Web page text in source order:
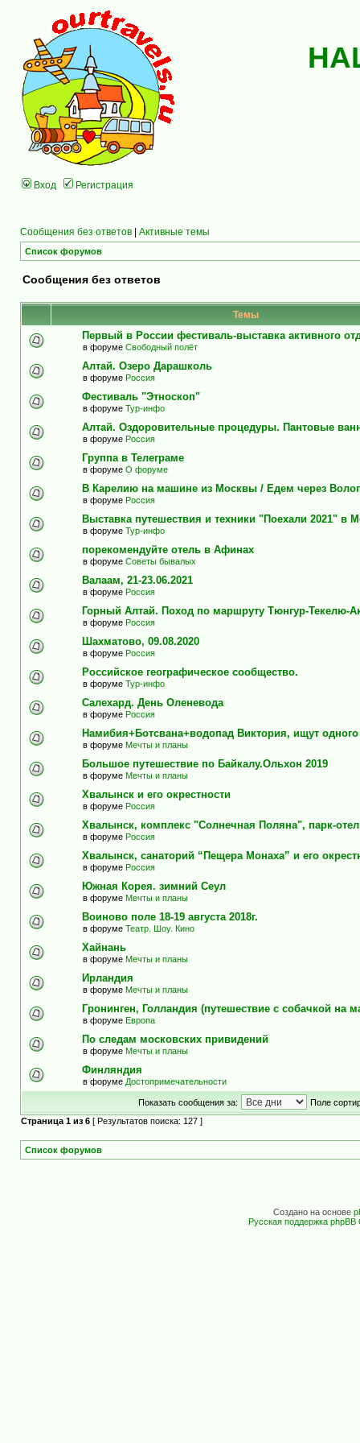
Вход Регистрация
Сообщения без ответов | Активные темы
Список форумов
Сообщения без ответов
Темы
Первый в России фестиваль-выставка активного
в форуме Свободный полёт
Алтай. Озеро Дарашколь
в форуме Россия
Фестиваль "Этноскоп"
в форуме Тур-инфо
Алтай. Оздоровительные процедуры. Пантовые
в форуме Россия
Группа в Телеграме
в форуме О форуме
В Карелию на машине из Москвы / Едем через
в форуме Россия
Выставка путешествия и техники "Поехали 2021" в
в форуме Тур-инфо
порекомендуйте отель в Афинах
в форуме Советы бывалых
Валаам, 21-23.06.2021
в форуме Россия
Горный Алтай. Поход по маршруту Тюнгур-Текелю-
в форуме Россия
Шахматово, 09.08.2020
в форуме Россия
Российское географическое сообщество.
в форуме Тур-инфо
Салехард. День Оленевода
в форуме Россия
Намибия+Ботсвана+водопад Виктория, ищут
в форуме Мечты и планы
Большое путешествие по Байкалу.Ольхон 2019
в форуме Мечты и планы
Хвалынск и его окрестности
в форуме Россия
Хвалынск, комплекс "Солнечная Поляна", парк-
в форуме Россия
Хвалынск, санаторий “Пещера Монаха” и его
в форуме Россия
Южная Корея. зимний Сеул
в форуме Мечты и планы
Воиново поле 18-19 августа 2018г.
в форуме Театр. Шоу. Кино
Хайнань
в форуме Мечты и планы
Ирландия
в форуме Мечты и планы
Гронинген, Голландия (путешествие с собачкой на
в форуме Европа
По следам московских привидений
в форуме Мечты и планы
Финляндия
в форуме Достопримечательности
Показать сообщения за:
Поле
Страница 1 из 6 [ Результатов поиска: 127 ]
Список форумов
Создано на основе
Русская поддержка phpBB